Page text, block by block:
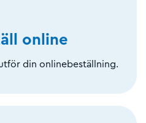
online
din onlinebeställning.